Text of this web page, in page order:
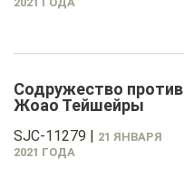
Содружество против
Жоао Тейшейры
SJC-11279 | 21 ЯНВАРЯ
2021 ГОДА